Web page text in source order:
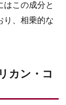
はこの成分と
り、相乗的な
カン・コ